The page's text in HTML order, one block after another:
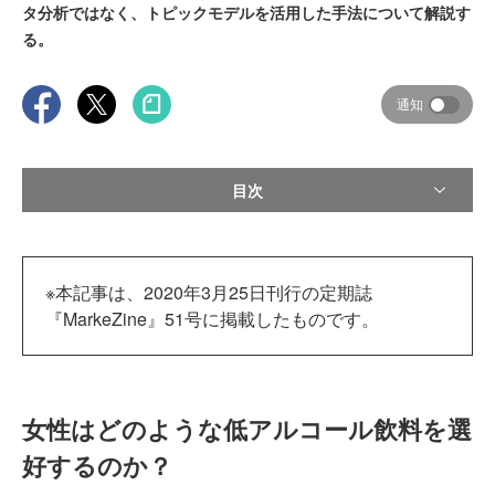
タ分析ではなく、トピックモデルを活用した手法について解説す
る。
通知
目次
※本記事は、2020年3月25日刊行の定期誌
『MarkeZine』51号に掲載したものです。
女性はどのような低アルコール飲料を選
好するのか？